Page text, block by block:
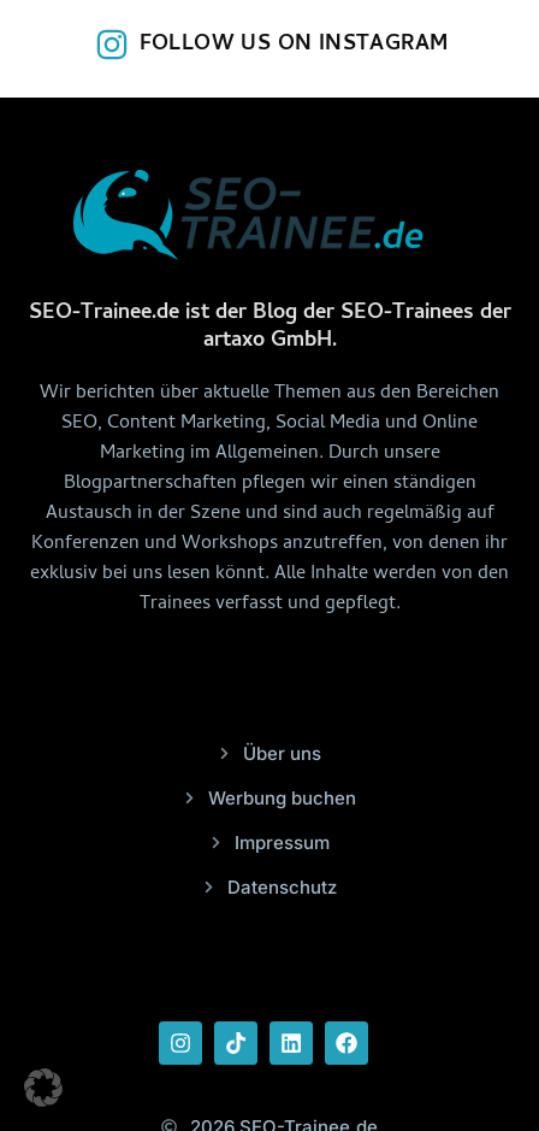
FOLLOW US ON INSTAGRAM
SEO-Trainee.de ist der Blog der SEO-Trainees der
artaxo GmbH.
Wir berichten über aktuelle Themen aus den Bereichen
SEO, Content Marketing, Social Media und Online
Marketing im Allgemeinen. Durch unsere
Blogpartnerschaften pflegen wir einen ständigen
Austausch in der Szene und sind auch regelmäßig auf
Konferenzen und Workshops anzutreffen, von denen ihr
exklusiv bei uns lesen könnt. Alle Inhalte werden von den
Trainees verfasst und gepflegt.
Über uns
Werbung buchen
Impressum
Datenschutz